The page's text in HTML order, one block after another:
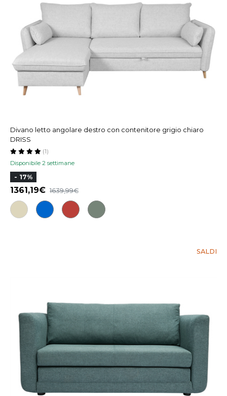
Divano letto angolare destro con contenitore grigio chiaro
DRISS
Disponibile 2 settimane
(1)
- 17%
1361,19 1639,99
SALDI